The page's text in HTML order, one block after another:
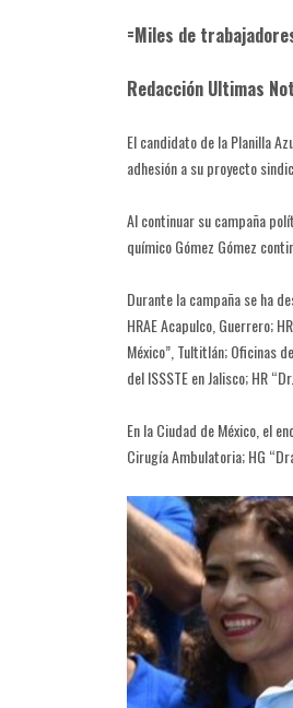
=Miles de
Redacción Ultimas
El candidato de la Planilla
adhesión a su proyecto
Al continuar su campaña
químico Gómez Gómez
Durante la campaña se ha
HRAE Acapulco, Guerrero;
México”, Tultitlán; Oficinas
del ISSSTE en Jalisco; HR
En la Ciudad de México, el
Cirugía Ambulatoria; HG